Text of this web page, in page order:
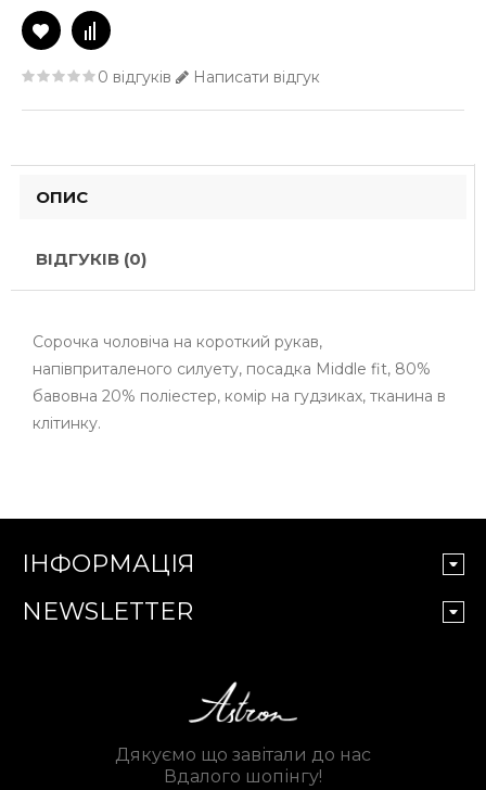
0 відгуків Написати відгук
ОПИС
ВІДГУКІВ (0)
Сорочка чоловіча на короткий рукав,
напівприталеного силуету, посадка Middle fit, 80%
бавовна 20% поліестер, комір на гудзиках, тканина в
клітинку.
ІНФОРМАЦІЯ
Дякуємо що завітали до нас
Вдалого шопінгу!
NEWSLETTER